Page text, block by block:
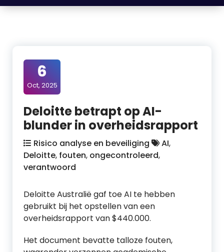
6
Oct, 2025
Deloitte betrapt op AI-
blunder in overheidsrapport
Risico analyse en beveiliging AI,
Deloitte, fouten, ongecontroleerd,
verantwoord
Deloitte Australië gaf toe AI te hebben
gebruikt bij het opstellen van een
overheidsrapport van $440.000.
Het document bevatte talloze fouten,